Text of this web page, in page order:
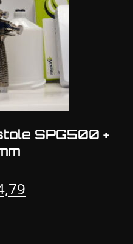
SPG500 +